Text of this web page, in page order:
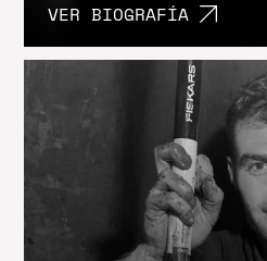
VER BIOGRAFÍA